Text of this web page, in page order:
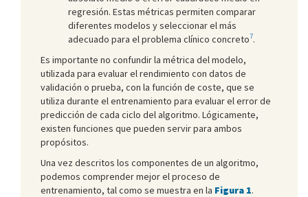
regresión. Estas métricas permiten comparar
diferentes modelos y seleccionar el más
adecuado para el problema clínico concreto7.
Es importante no confundir la métrica del modelo,
utilizada para evaluar el rendimiento con datos de
validación o prueba, con la función de coste, que se
utiliza durante el entrenamiento para evaluar el error de
predicción de cada ciclo del algoritmo. Lógicamente,
existen funciones que pueden servir para ambos
propósitos.
Una vez descritos los componentes de un algoritmo,
podemos comprender mejor el proceso de
entrenamiento, tal como se muestra en la Figura 1.